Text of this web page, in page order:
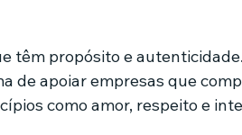
têm propósito e
de apoiar empresas que
como amor, respeito e